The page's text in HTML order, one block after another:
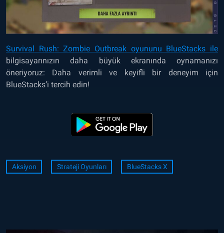
Survival Rush: Zombie Outbreak oyununu BlueStacks ile
bilgisayarınızın daha büyük ekranında oynamanızı
öneriyoruz: Daha verimli ve keyifli bir deneyim için
BlueStacks’i tercih edin!
Aksiyon Strateji Oyunları BlueStacks X